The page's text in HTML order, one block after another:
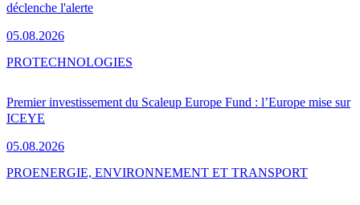
déclenche l'alerte
05.08.2026
Premier investissement du Scaleup Europe Fund : l’Europe mise sur
ICEYE
05.08.2026
PROTECHNOLOGIES
PROENERGIE, ENVIRONNEMENT ET TRANSPORT